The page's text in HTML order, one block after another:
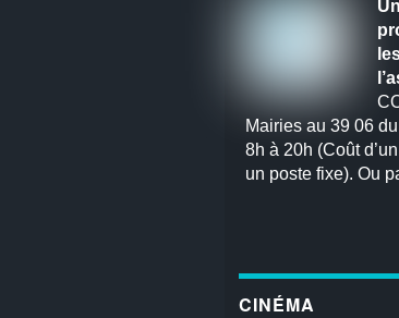
Mairies au 39 06
8h à 20h (Coût
un poste fixe). Ou
CINÉMA